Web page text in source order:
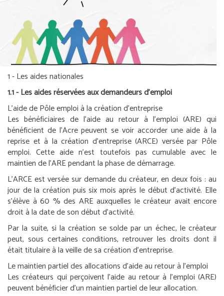
1 - Les aides nationales
1.1 - Les aides réservées aux demandeurs d’emploi
L’aide de Pôle emploi à la création d’entreprise
Les bénéficiaires de l’aide au retour à l’emploi (ARE) qui
bénéficient de l’Acre peuvent se voir accorder une aide à la
reprise et à la création d’entreprise (ARCE) versée par Pôle
emploi. Cette aide n’est toutefois pas cumulable avec le
maintien de l’ARE pendant la phase de démarrage.
L’ARCE est versée sur demande du créateur, en deux fois : au
jour de la création puis six mois après le début d’activité. Elle
s’élève à 60 % des ARE auxquelles le créateur avait encore
droit à la date de son début d’activité.
Par la suite, si la création se solde par un échec, le créateur
peut, sous certaines conditions, retrouver les droits dont il
était titulaire à la veille de sa création d’entreprise.
Le maintien partiel des allocations d’aide au retour à l’emploi
Les créateurs qui perçoivent l’aide au retour à l’emploi (ARE)
peuvent bénéficier d’un maintien partiel de leur allocation.